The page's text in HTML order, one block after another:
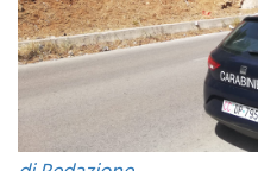
di Redazione